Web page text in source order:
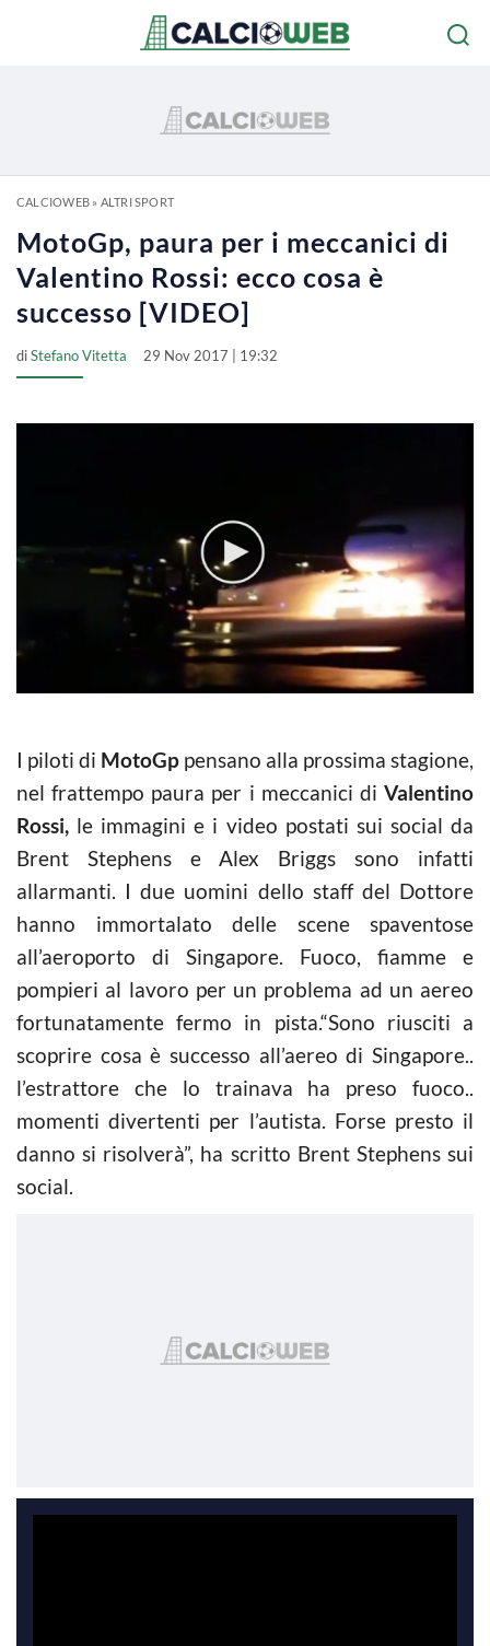
CALCIOWEB» ALTRI SPORT
MotoGp, paura per i meccanici di
Valentino Rossi: ecco cosa è
successo [VIDEO]
diStefano Vitetta 29 Nov 2017 | 19:32
I piloti di MotoGp pensano alla prossima stagione,
nel frattempo paura per i meccanici di Valentino
Rossi, le immagini e i video postati sui social da
Brent Stephens e Alex Briggs sono infatti
allarmanti. I due uomini dello staff del Dottore
hanno immortalato delle scene spaventose
all’aeroporto di Singapore. Fuoco, fiamme e
pompieri al lavoro per un problema ad un aereo
fortunatamente fermo in pista.“Sono riusciti a
scoprire cosa è successo all’aereo di Singapore..
l’estrattore che lo trainava ha preso fuoco..
momenti divertenti per l’autista. Forse presto il
danno si risolverà”, ha scritto Brent Stephens sui
social.